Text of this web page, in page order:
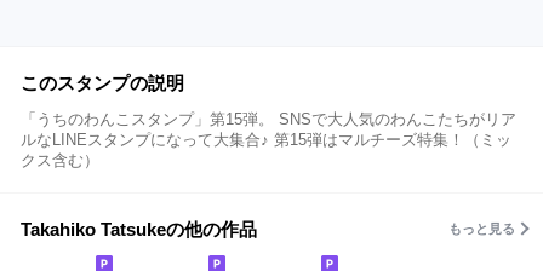
このスタンプの説明
「うちのわんこスタンプ」第15弾。 SNSで大人気のわんこたちがリア
ルなLINEスタンプになって大集合♪ 第15弾はマルチーズ特集！（ミッ
クス含む）
Takahiko Tatsukeの他の作品 もっと見る